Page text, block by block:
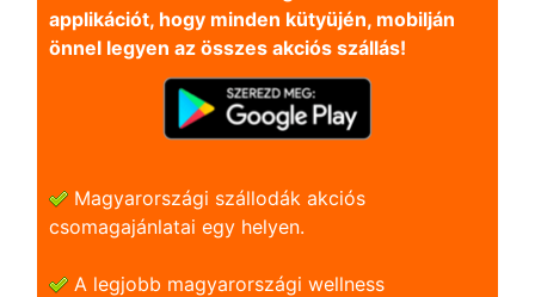
applikációt, hogy minden kütyüjén, mobilján
önnel legyen az összes akciós szállás!
Magyarországi szállodák akciós
csomagajánlatai egy helyen.
A legjobb magyarországi wellness